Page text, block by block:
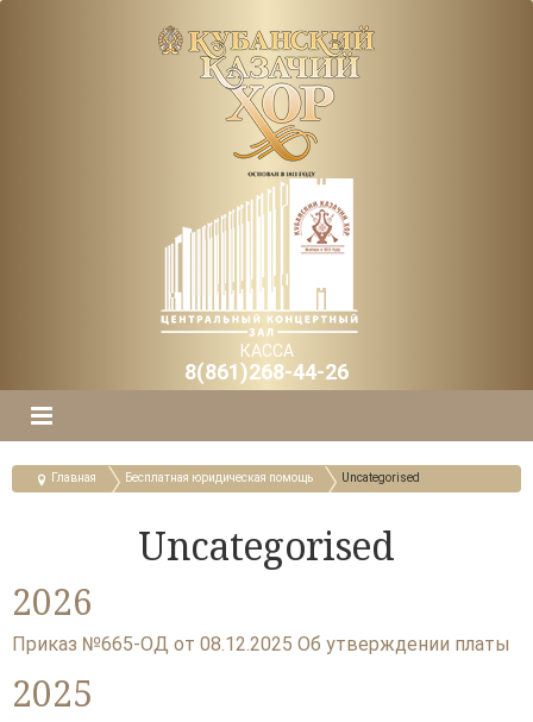
КАССА
8(861)268-44-26
КОЛЛЕКТИВЫ
ОРКЕСТР КАМЕРНОЙ МУЗЫКИ БЛАГОВЕСТ
Главная Бесплатная юридическая помощь Uncategorised
Uncategorised
2026
Приказ №665-ОД от 08.12.2025 Об утверждении платы
2025